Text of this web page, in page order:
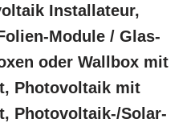
Installateur,
Module / Glas-
oder Wallbox mit
Photovoltaik mit
Photovoltaik-/Solar-